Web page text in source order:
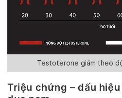
Testoterone giảm theo
Triệu chứng – dấu